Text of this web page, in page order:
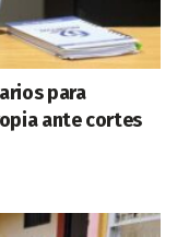
para
ante cortes